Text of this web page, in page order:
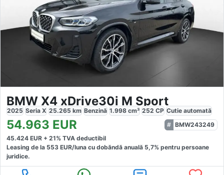
BMW X4 xDrive30i M Sport
2025 Seria X 25.265 km Benzină 1.998 cm³ 252 CP Cutie automată
54.963 EUR
BMW243249
45.424 EUR + 21% TVA deductibil
Leasing de la 553 EUR/luna cu dobăndă anuală 5,7% pentru persoane
juridice.